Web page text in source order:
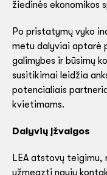
žiedinės ekonomikos
Po pristatymų vyko
metu dalyviai aptarė
galimybes ir būsimų
susitikimai leidžia
potencialiais
kvietimams.
Dalyvių įžvalgos
LEA atstovų teigimu,
užmegzti naujų